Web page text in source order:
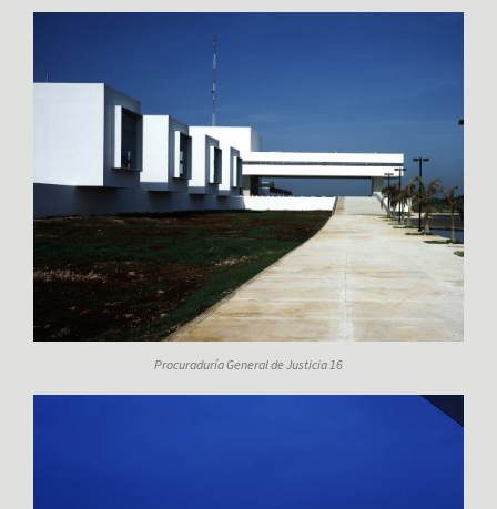
Procuraduría General de Justicia 16